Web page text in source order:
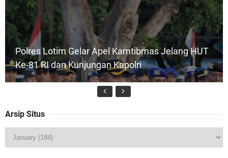
Polres Lotim Gelar Apel Kamtibmas Jelang HUT
Ke-81 RI dan Kunjungan Kapolri
Arsip Situs